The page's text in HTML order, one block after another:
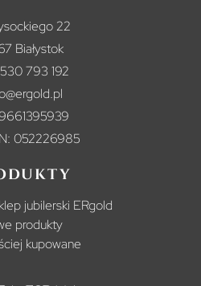
22
Białystok
793 192
052226985
jubilerski ERgold
produkty
kupowane